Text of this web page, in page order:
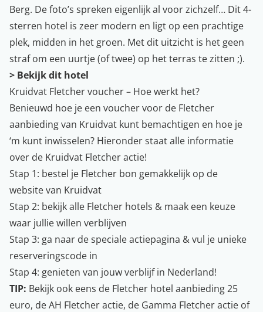
Berg. De foto’s spreken eigenlijk al voor zichzelf… Dit 4-
sterren hotel is zeer modern en ligt op een prachtige
plek, midden in het groen. Met dit uitzicht is het geen
straf om een uurtje (of twee) op het terras te zitten ;).
> Bekijk dit hotel
Kruidvat Fletcher voucher – Hoe werkt het?
Benieuwd hoe je een voucher voor de Fletcher
aanbieding van Kruidvat kunt bemachtigen en hoe je
‘m kunt inwisselen? Hieronder staat alle informatie
over de Kruidvat Fletcher actie!
Stap 1: bestel je Fletcher bon gemakkelijk op de
website van Kruidvat
Stap 2: bekijk alle Fletcher hotels & maak een keuze
waar jullie willen verblijven
Stap 3: ga naar de speciale actiepagina & vul je unieke
reserveringscode in
Stap 4: genieten van jouw verblijf in Nederland!
TIP: Bekijk ook eens de Fletcher hotel aanbieding 25
euro, deAH Fletcher actie, de Gamma Fletcher actie of